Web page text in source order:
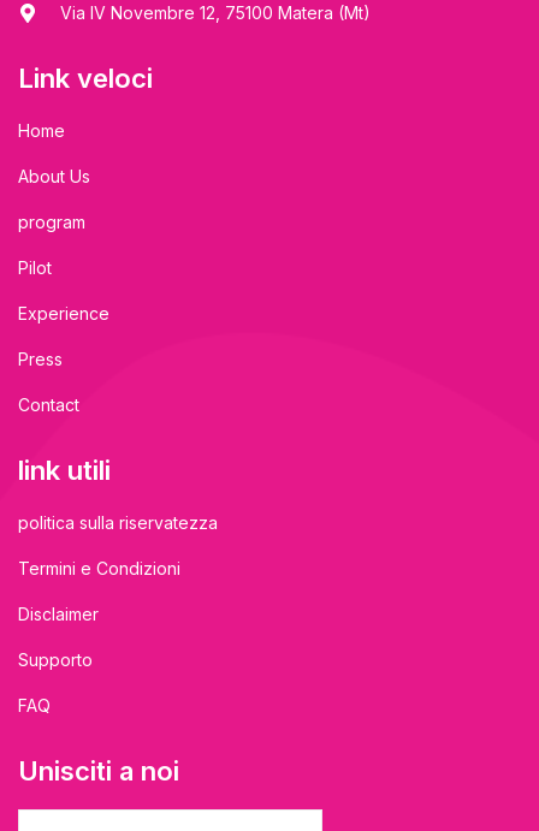
Via IV Novembre 12, 75100 Matera (Mt)
Link veloci
Home
About Us
program
Pilot
Experience
Press
Contact
link utili
politica sulla riservatezza
Termini e Condizioni
Disclaimer
Supporto
FAQ
Unisciti a noi